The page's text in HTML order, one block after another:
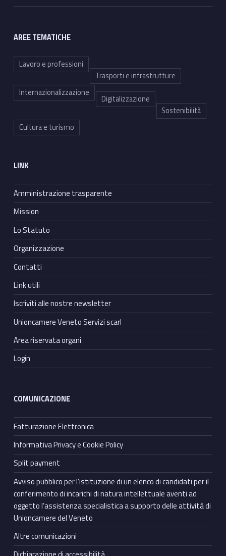
AREE TEMATICHE
Lavoro e professioni
Trasporti e infrastrutture
Internazionalizzazione
Digitalizzazione
Sostenibilità
Cultura e turismo
LINK
Amministrazione trasparente
Mission
Lo Statuto
Organizzazione
Contatti
Link utili
Iscriviti alle nostre newsletter
Unioncamere Veneto Servizi scarl
Area riservata organi
Login
COMUNICAZIONE
Fatturazione Elettronica
Informativa Privacy e Cookie Policy
Split payment
Avviso pubblico per l’istituzione di un elenco di candidati per il
conferimento di incarichi di natura intellettuale aventi ad
oggetto l’assistenza specialistica a supporto delle attività di
Unioncamere del Veneto
Altre comunicazioni